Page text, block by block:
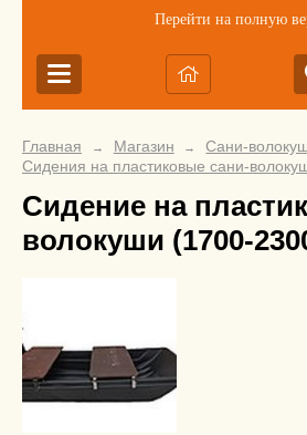
Перейти на полную
Главная → Магазин → Сани-
Сидения на пластиковые сани-
Сидение на
волокуши (1700-